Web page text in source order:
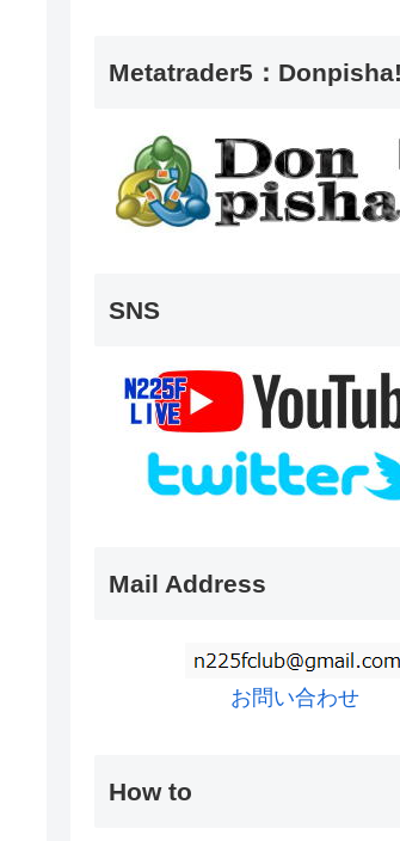
Metatrader5：Donpisha!
SNS
Mail Address
お問い合わせ
How to